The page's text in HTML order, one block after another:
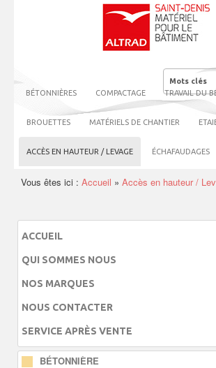
BÉTONNIÈRES COMPACTAGE TRAVAIL DU
BROUETTES MATÉRIELS DE CHANTIER
ACCÈS EN HAUTEUR / LEVAGE ÉCHAFAUDAGES
Vous êtes ici : Accueil » Accès en hauteur /
ACCUEIL
QUI SOMMES NOUS
NOS MARQUES
NOUS CONTACTER
SERVICE APRÈS VENTE
BÉTONNIÈRE